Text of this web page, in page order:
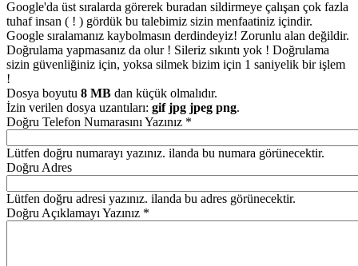
Google'da üst sıralarda görerek buradan sildirmeye çalışan çok fazla
tuhaf insan ( ! ) gördük bu talebimiz sizin menfaatiniz içindir.
Google sıralamanız kaybolmasın derdindeyiz! Zorunlu alan değildir.
Doğrulama yapmasanız da olur ! Sileriz sıkıntı yok ! Doğrulama
sizin güvenliğiniz için, yoksa silmek bizim için 1 saniyelik bir işlem
!
Dosya boyutu 8 MB dan küçük olmalıdır.
İzin verilen dosya uzantıları: gif jpg jpeg png.
Doğru Telefon Numarasını Yazınız *
Lütfen doğru numarayı yazınız. ilanda bu numara görünecektir.
Doğru Adres
Lütfen doğru adresi yazınız. ilanda bu adres görünecektir.
Doğru Açıklamayı Yazınız *